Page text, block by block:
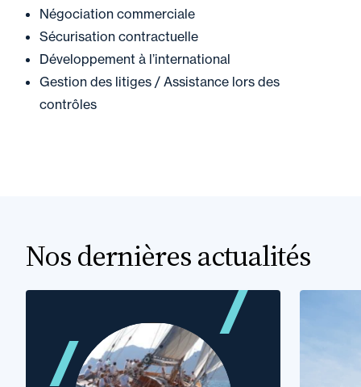
Négociation commerciale
Sécurisation contractuelle
Développement à l’international
Gestion des litiges / Assistance lors des
contrôles
Nos dernières actualités